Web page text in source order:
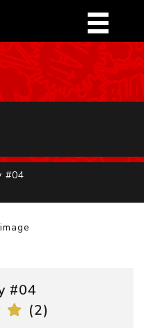
#04
#04
(2)